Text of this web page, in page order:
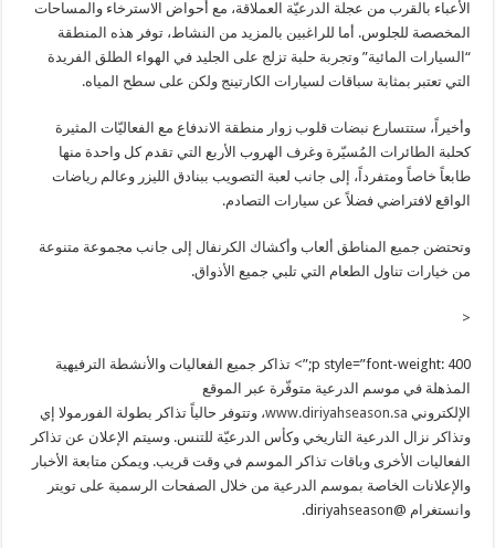
الأعباء بالقرب من عجلة الدرعيّة العملاقة، مع أحواض الاسترخاء والمساحات
المخصصة للجلوس. أما للراغبين بالمزيد من النشاط، توفر هذه المنطقة
“السيارات المائية” وتجربة حلبة تزلج على الجليد في الهواء الطلق الفريدة
التي تعتبر بمثابة سباقات لسيارات الكارتينج ولكن على سطح المياه.
وأخيراً، ستتسارع نبضات قلوب زوار منطقة الاندفاع مع الفعاليّات المثيرة
كحلبة الطائرات المُسيّرة وغرف الهروب الأربع التي تقدم كل واحدة منها
طابعاً خاصاً ومتفرداً، إلى جانب لعبة التصويب ببنادق الليزر وعالم رياضات
الواقع لافتراضي فضلاً عن سيارات التصادم.
وتحتضن جميع المناطق ألعاب وأكشاك الكرنفال إلى جانب مجموعة متنوعة
من خيارات تناول الطعام التي تلبي جميع الأذواق.
<
p style=”font-weight: 400;”> تذاكر جميع الفعاليات والأنشطة الترفيهية
المذهلة في موسم الدرعية متوفّرة عبر الموقع
الإلكتروني www.diriyahseason.sa، وتتوفر حالياً تذاكر بطولة الفورمولا إي
وتذاكر نزال الدرعية التاريخي وكأس الدرعيّة للتنس. وسيتم الإعلان عن تذاكر
الفعاليات الأخرى وباقات تذاكر الموسم في وقت قريب. ويمكن متابعة الأخبار
والإعلانات الخاصة بموسم الدرعية من خلال الصفحات الرسمية على تويتر
وانستغرام @diriyahseason.